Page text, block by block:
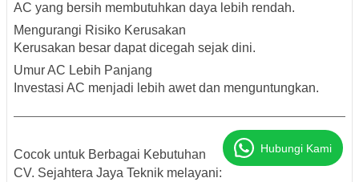
AC yang bersih membutuhkan daya lebih rendah.
Mengurangi Risiko Kerusakan
Kerusakan besar dapat dicegah sejak dini.
Umur AC Lebih Panjang
Investasi AC menjadi lebih awet dan menguntungkan.
Cocok untuk Berbagai Kebutuhan
CV. Sejahtera Jaya Teknik melayani:
Hubungi Kami